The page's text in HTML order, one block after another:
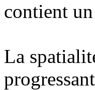
contient
La